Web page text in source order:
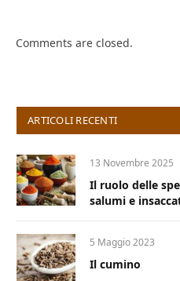
Comments are closed.
ARTICOLI RECENTI
13 Novembre 2025
Il ruolo delle
salumi e
5 Maggio 2023
Il cumino